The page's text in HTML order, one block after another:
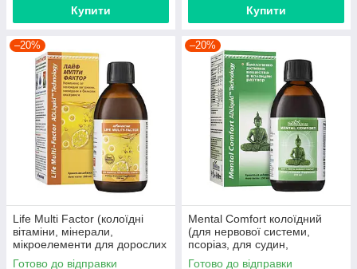
Купити Купити
–20%
Life Multi Factor (колоїдні
вітаміни, мінерали,
мікроелементи для дорослих
та дітей, імунітет, віруси,
Готово до відправки
–20%
Mental Comfort колоїдний
(для нервової системи,
псоріаз, для судин,
заспокійливе, безсоння,
Готово до відправки